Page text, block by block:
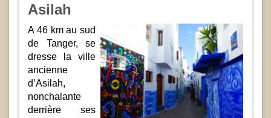
Asilah
A 46 km au sud
de Tanger, se
dresse la ville
ancienne
d’Asilah,
nonchalante
derrière ses